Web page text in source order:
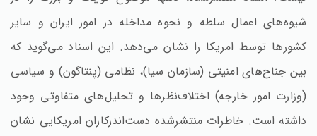
شیوه‌های اعمال سلطه و نحوه مداخله در امور ایران و سایر
کشورها توسط امریکا را نشان می‌دهد. این اسناد می‌گوید که
بین جناح‌های امنیتی (سازمان سیا)، نظامی (پنتاگون‌) و سیاسی
(وزارت امور خارجه‌) اختلاف‌نظرها و تحلیل‌های متفاوتی وجود
داشته است‌. خاطرات منتشرشده دست‌اندرکاران امریکایی نشان